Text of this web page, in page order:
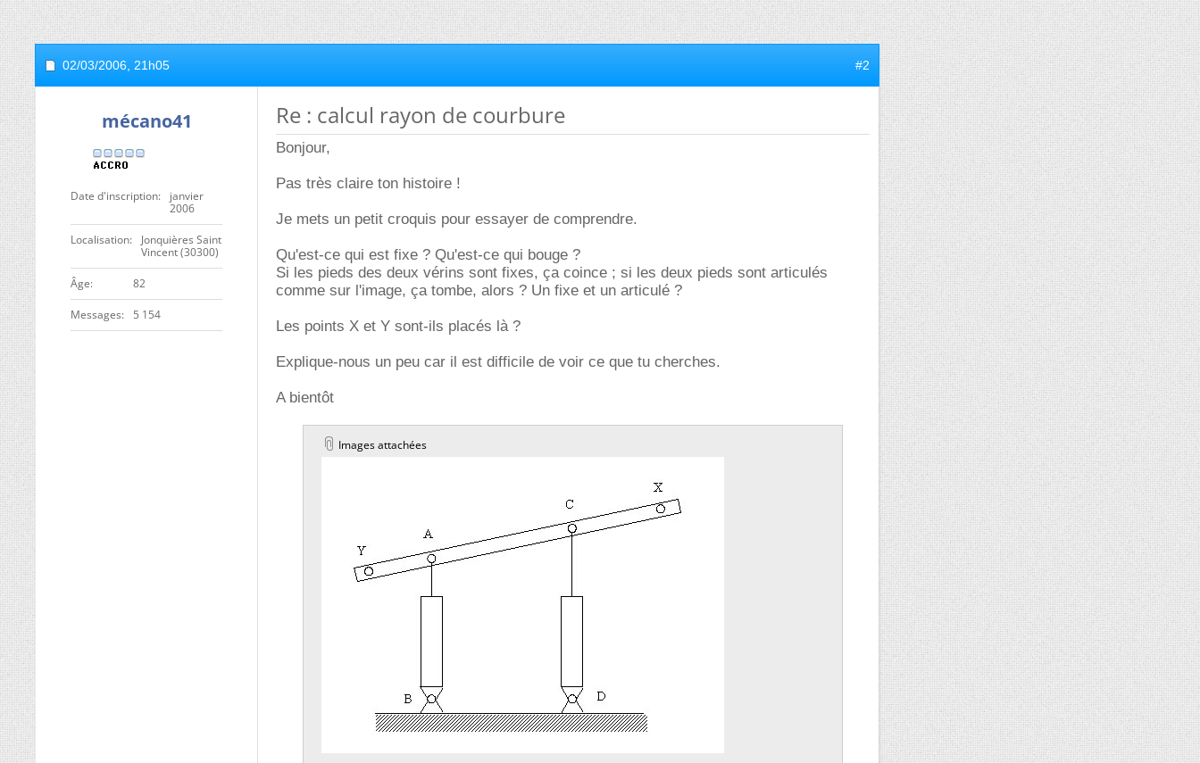
02/03/2006, 21h05 #2
mécano41
Date d'inscription
janvier
2006
Localisation
Jonquières Saint
Vincent (30300)
ge 82
Messages 5 154
Re : calcul rayon de courbure
Bonjour,
Pas très claire ton histoire !
Je mets un petit croquis pour essayer de comprendre.
Qu'est-ce qui est fixe ? Qu'est-ce qui bouge ?
Si les pieds des deux vérins sont fixes, ça coince ; si les deux pieds sont articulés
comme sur l'image, ça tombe, alors ? Un fixe et un articulé ?
Les points X et Y sont-ils placés là ?
Explique-nous un peu car il est difficile de voir ce que tu cherches.
A bientôt
Images attachées